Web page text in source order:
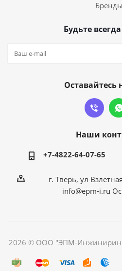
Бренды
Будьте
Оставайтесь
Наши
+7-4822-64-07-65
г. Тверь, ул
info@epm-i.ru
2026 © ООО "ЭПМ-